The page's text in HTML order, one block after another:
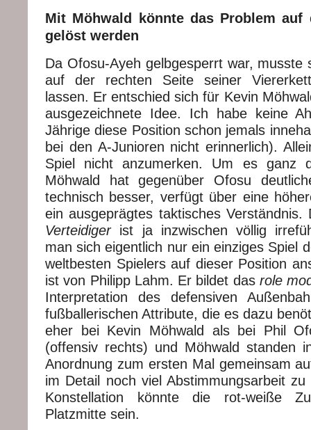
Mit Möhwald könnte das Problem auf
gelöst werden
Da Ofosu-Ayeh gelbgesperrt war, musste
auf der rechten Seite seiner
lassen. Er entschied sich für Kevin
ausgezeichnete Idee. Ich habe keine
Jährige diese Position schon jemals
bei den A-Junioren nicht erinnerlich).
Spiel nicht anzumerken. Um es ganz
Möhwald hat gegenüber Ofosu
technisch besser, verfügt über eine
ein ausgeprägtes taktisches Verständnis.
Verteidigerist ja inzwischen völlig
man sich eigentlich nur ein einziges Spiel
weltbesten Spielers auf dieser Position
ist von Philipp Lahm. Er bildet dasrole
Interpretation des defensiven
fußballerischen Attribute, die es dazu
eher bei Kevin Möhwald als bei Phil
(offensiv rechts) und Möhwald standen
Anordnung zum ersten Mal gemeinsam
im Detail noch viel Abstimmungsarbeit
Konstellation könnte die rot-weiße
Platzmitte sein.